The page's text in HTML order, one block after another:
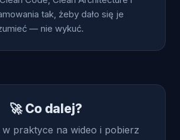
tak, żeby dało się je
— nie wykuć.
🚀 Co dalej?
praktyce na wideo i pobierz